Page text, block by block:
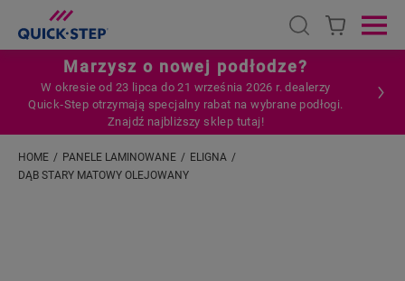
Open search
Marzysz o nowej podłodze?
W okresie od 23 lipca do 21 września 2026 r. dealerzy
Quick‑Step otrzymają specjalny rabat na wybrane podłogi.
Znajdź najbliższy sklep tutaj!
HOME PANELE LAMINOWANE
ELIGNA
DĄB STARY MATOWY OLEJOWANY